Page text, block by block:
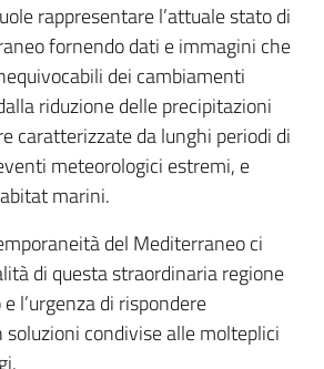
rappresentare l’attuale stato di
fornendo dati e immagini che
dei cambiamenti
riduzione delle precipitazioni
caratterizzate da lunghi periodi di
meteorologici estremi, e
marini.
del Mediterraneo ci
di questa straordinaria regione
l’urgenza di rispondere
condivise alle molteplici